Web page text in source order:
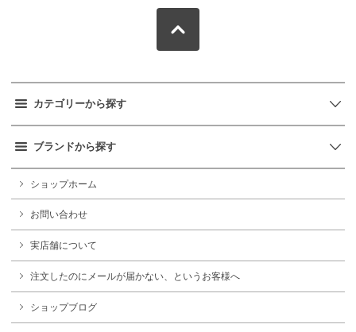
カテゴリーから探す
ブランドから探す
ショップホーム
お問い合わせ
実店舗について
注文したのにメールが届かない、というお客様へ
ショップブログ